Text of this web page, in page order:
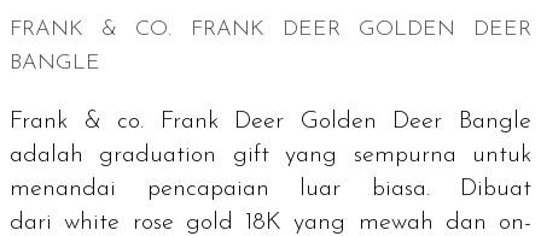
FRANK & CO. FRANK DEER GOLDEN DEER
BANGLE
Frank & co. Frank Deer Golden Deer Bangle
adalah graduation giftyang sempurna untuk
menandai pencapaian luar biasa. Dibuat
dariwhite rose gold 18K yang mewah dan on-